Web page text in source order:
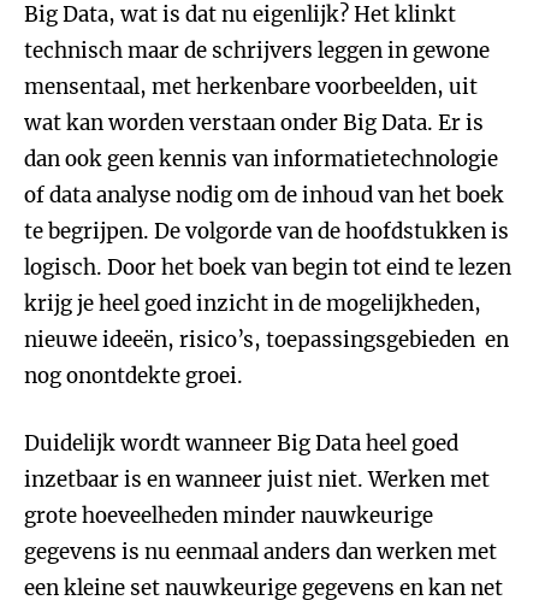
Big Data, wat is dat nu eigenlijk? Het klinkt
technisch maar de schrijvers leggen in gewone
mensentaal, met herkenbare voorbeelden, uit
wat kan worden verstaan onder Big Data. Er is
dan ook geen kennis van informatietechnologie
of data analyse nodig om de inhoud van het boek
te begrijpen. De volgorde van de hoofdstukken is
logisch. Door het boek van begin tot eind te lezen
krijg je heel goed inzicht in de mogelijkheden,
nieuwe ideeën, risico’s, toepassingsgebieden en
nog onontdekte groei.
Duidelijk wordt wanneer Big Data heel goed
inzetbaar is en wanneer juist niet. Werken met
grote hoeveelheden minder nauwkeurige
gegevens is nu eenmaal anders dan werken met
een kleine set nauwkeurige gegevens en kan net